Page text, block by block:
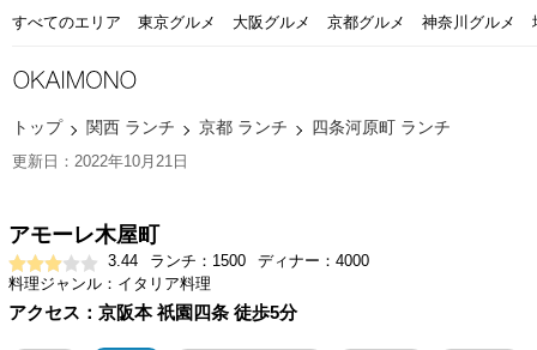
すべてのエリア 東京グルメ 大阪グルメ 京都グルメ 神奈川グルメ
トップ 関西 ランチ 京都 ランチ 四条河原町 ランチ
更新日：2022年10月21日
アモーレ木屋町
3.44 ランチ：1500
ディナー：4000
料理ジャンル：イタリア料理
アクセス：京阪本 祇園四条 徒歩5分